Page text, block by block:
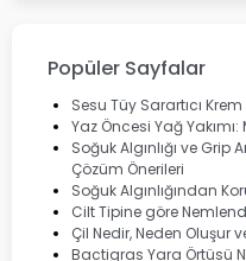
Lansinoh
Cebrolux
Dermoskin
Marvis
Rcfarma
Popüler Sayfalar
Sesu Tüy Sarartıcı
Yaz Öncesi Yağ
Soğuk Algınlığı ve
Çözüm Önerileri
Soğuk Algınlığından
Cilt Tipine göre
Çil Nedir, Neden Oluşur
Bactigras Yara Örtüsü